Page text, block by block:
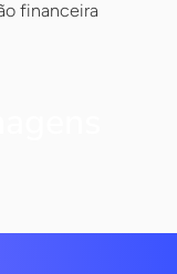
financeira